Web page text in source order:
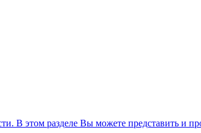
В этом разделе Вы можете представить и